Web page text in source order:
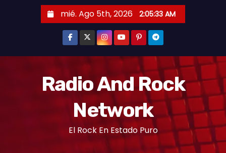
mié. Ago 5th, 2026 2:05:34 AM
Radio And Rock
Network
El Rock En Estado Puro